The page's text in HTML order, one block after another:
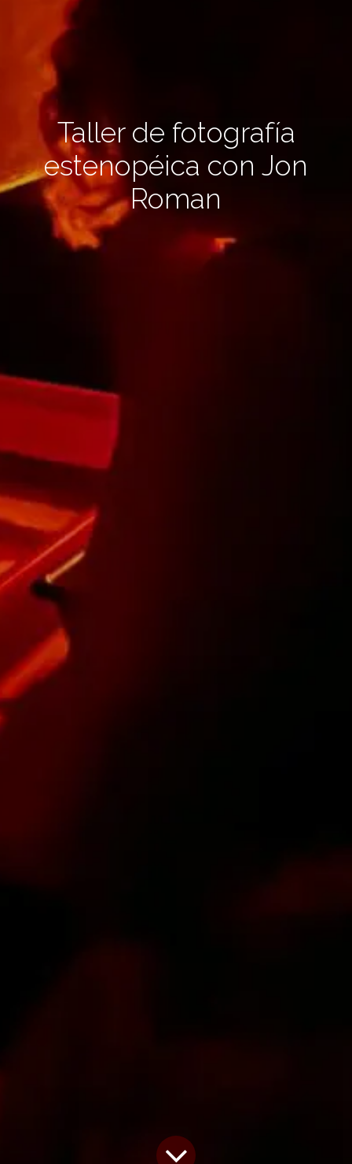
Taller de fotografía
estenopéica con Jon
Roman